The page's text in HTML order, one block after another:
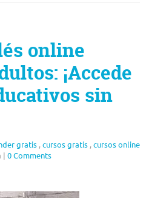
online
¡Accede
sin
gratis ,cursos gratis ,cursos online
| 0 Comments